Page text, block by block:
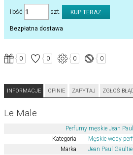
Ilość szt.
Bezpłatna dostawa
0 0 0 0
INFORMACJE OPINIE ZAPYTAJ ZGŁOŚ
Le Male
Perfumy męskie Jean
Kategoria
Męskie wody
Marka
Jean Paul